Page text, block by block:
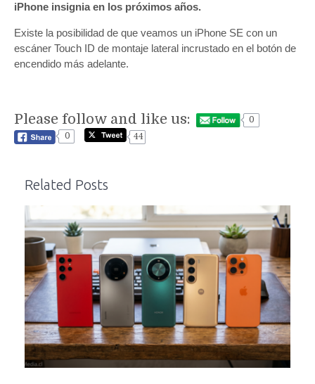
iPhone insignia en los próximos años.
Existe la posibilidad de que veamos un iPhone SE con un
escáner Touch ID de montaje lateral incrustado en el botón de
encendido más adelante.
Please follow and like us:
0
0
44
Related Posts